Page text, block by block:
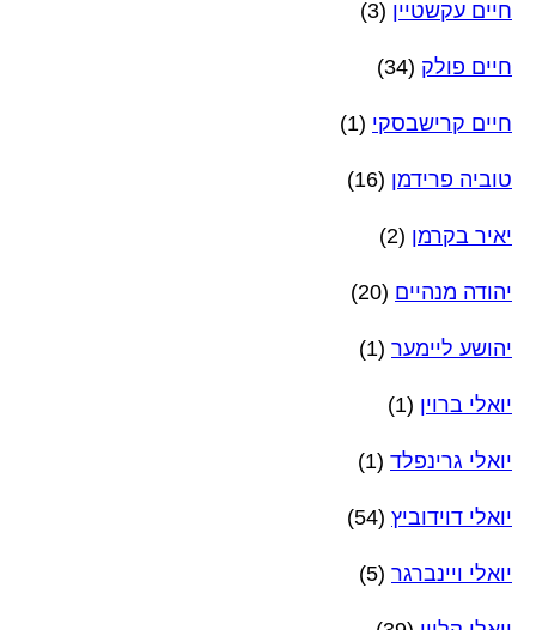
חיים עקשטיין (3)
חיים פולק (34)
חיים קרישבסקי (1)
טוביה פרידמן (16)
יאיר בקרמן (2)
יהודה מנהיים (20)
יהושע ליימער (1)
יואלי ברוין (1)
יואלי גרינפלד (1)
יואלי דוידוביץ (54)
יואלי ויינברגר (5)